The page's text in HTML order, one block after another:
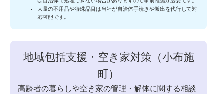
大量の不用品や特殊品目は当社が自治体手続きや搬出を代行して対
応可能です。
地域包括支援・空き家対策（小布施
町）
高齢者の暮らしや空き家の管理・解体に関する相談